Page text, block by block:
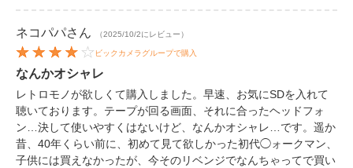
ネコパパさん （2025/10/2にレビュー）
ビックカメラグループで購入
なんかオシャレ
レトロモノが欲しくて購入しました。早速、お気にSDを入れて
聴いております。テープが回る画面、それに合ったヘッドフォ
ン…決して使いやすくはないけど、なんかオシャレ…です。遥か
昔、40年くらい前に、初めて見て欲しかった初代◯ォークマン、
子供には買えなかったが、今そのリベンジでなんちゃってで買い